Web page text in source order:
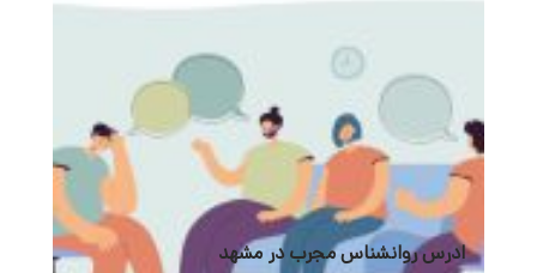
ادرس روانشناس مجرب در مشهد